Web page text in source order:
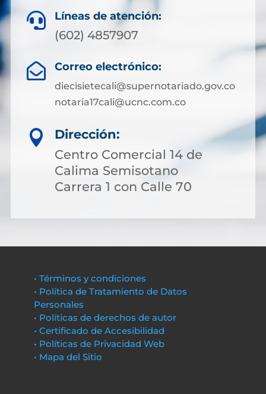
 Líneas de atención:
(602) 4857907
 Correo electrónico:
diecisietecali@supernotariado.gov.co
notaria17cali@ucnc.com.co

Dirección:
Centro Comercial 14 de
Calima Semisotano
Carrera 1 con Calle 70
• Términos y condiciones
• Política de Tratamiento de Datos
Personales
• Políticas de derechos de autor
• Certificado de Accesibilidad
• Políticas de Privacidad Web
• Mapa del Sitio